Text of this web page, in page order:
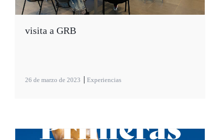
visita a GRB
26 de marzo de 2023 Experiencias